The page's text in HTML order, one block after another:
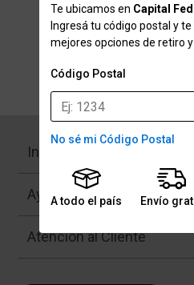
Te ubicamos en Capital
Ingresá tu código postal y
mejores opciones de retiro y
Código Postal
No sé mi Código Postal
A todo el país Envío
Volver a la
Institucional
Ayuda
Atención al Cliente